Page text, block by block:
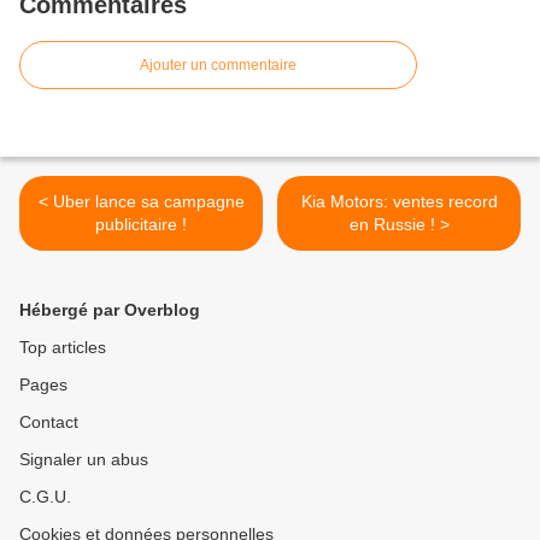
Ajouter un commentaire
< Uber lance sa campagne
publicitaire !
Kia Motors: ventes record
en Russie ! >
Hébergé par Overblog
Top articles
Pages
Contact
Signaler un abus
C.G.U.
Cookies et données personnelles